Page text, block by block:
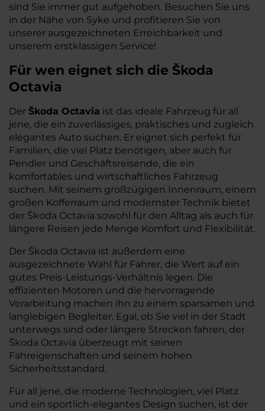
sind Sie immer gut aufgehoben. Besuchen Sie uns
in der Nähe von Syke und profitieren Sie von
unserer ausgezeichneten Erreichbarkeit und
unserem erstklassigen Service!
Für wen eignet sich die Škoda
Octavia
Der Škoda Octavia ist das ideale Fahrzeug für all
jene, die ein zuverlässiges, praktisches und zugleich
elegantes Auto suchen. Er eignet sich perfekt für
Familien, die viel Platz benötigen, aber auch für
Pendler und Geschäftsreisende, die ein
komfortables und wirtschaftliches Fahrzeug
suchen. Mit seinem großzügigen Innenraum, einem
großen Kofferraum und modernster Technik bietet
der Škoda Octavia sowohl für den Alltag als auch für
längere Reisen jede Menge Komfort und Flexibilität.
Der Škoda Octavia ist außerdem eine
ausgezeichnete Wahl für Fahrer, die Wert auf ein
gutes Preis-Leistungs-Verhältnis legen. Die
effizienten Motoren und die hervorragende
Verarbeitung machen ihn zu einem sparsamen und
langlebigen Begleiter. Egal, ob Sie viel in der Stadt
unterwegs sind oder längere Strecken fahren, der
Škoda Octavia überzeugt mit seinen
Fahreigenschaften und seinem hohen
Sicherheitsstandard.
Für all jene, die moderne Technologien, viel Platz
und ein sportlich-elegantes Design suchen, ist der